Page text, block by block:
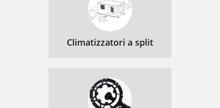
Climatizzatori a split